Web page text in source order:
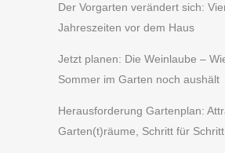
Der Vorgarten verändert sich:
Jahreszeiten vor dem Haus
Jetzt planen: Die Weinlaube –
Sommer im Garten noch aushält
Herausforderung Gartenplan:
Garten(t)räume, Schritt für Schritt